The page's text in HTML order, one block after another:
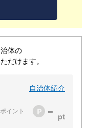
体の
だけます。
自治体紹介
イント -